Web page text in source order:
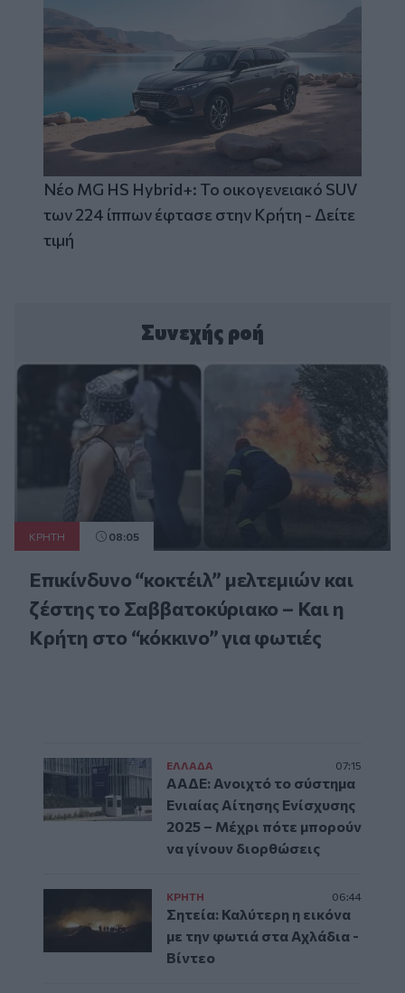
Νέο MG HS Hybrid+: Το οικογενειακό SUV
των 224 ίππων έφτασε στην Κρήτη - Δείτε
τιμή
Συνεχής ροή
ΚΡΗΤΗ 08:05
Επικίνδυνο “κοκτέιλ” μελτεμιών και
ζέστης το Σαββατοκύριακο – Και η
Κρήτη στο “κόκκινο” για φωτιές
ΕΛΛAΔΑ 07:15
ΑΑΔΕ: Ανοιχτό το σύστημα
Ενιαίας Αίτησης Ενίσχυσης
2025 – Μέχρι πότε μπορούν
να γίνουν διορθώσεις
ΚΡΗΤΗ 06:44
Σητεία: Καλύτερη η εικόνα
με την φωτιά στα Αχλάδια -
Βίντεο